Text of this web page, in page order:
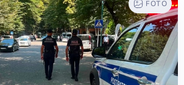
FOTO